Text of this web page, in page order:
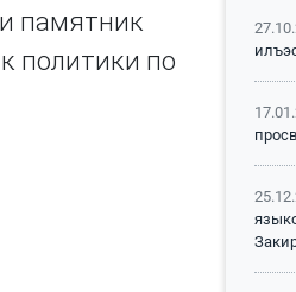
памятник
политики по